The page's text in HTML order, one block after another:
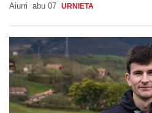
Aiurri abu 07 URNIETA